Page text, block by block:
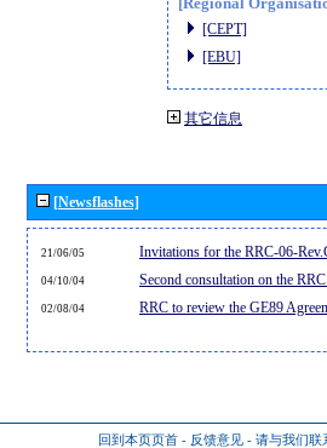
[CEPT]
[EBU]
其它信息
[Newsflashes]
21/06/05 Invitations for the RRC-06-
04/10/04 Second consultation on the
02/08/04 RRC to review the GE89
回到本页页首 - 反馈意见 - 请与我们联